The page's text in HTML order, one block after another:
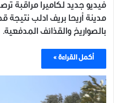
فيديو جديد لكاميرا مراقبة
مدينة أريحا بريف ادلب
بالصواريخ والقذائف المدفعية.
أكمل القراءة »